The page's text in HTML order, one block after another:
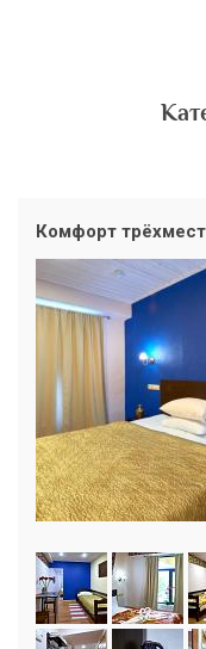
Комфорт